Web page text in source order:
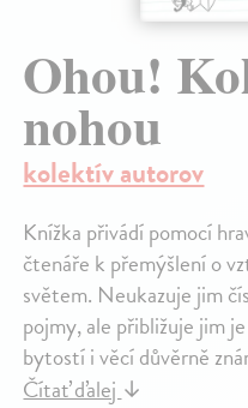
Ohou!
nohou
kolektív autorov
Knížka přivádí pomocí
čtenáře k přemýšlení o
světem. Neukazuje jim
pojmy, ale přibližuje jim
bytostí i věcí důvěrně
Čítať ďalej ↓